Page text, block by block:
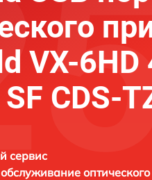
VX-6HD
CDS-
сервис